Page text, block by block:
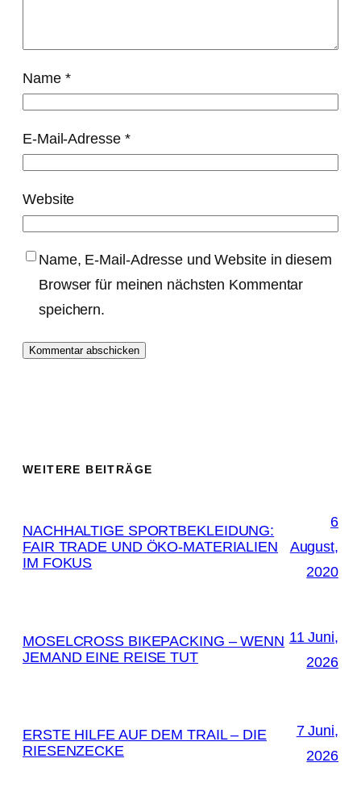
Name *
E-Mail-Adresse *
Website
Name, E-Mail-Adresse und Website in diesem
Browser für meinen nächsten Kommentar
speichern.
WEITERE BEITRÄGE
NACHHALTIGE SPORTBEKLEIDUNG:
FAIR TRADE UND ÖKO-MATERIALIEN
IM FOKUS
6
August,
2020
MOSELCROSS BIKEPACKING – WENN
JEMAND EINE REISE TUT
11 Juni,
2026
ERSTE HILFE AUF DEM TRAIL – DIE
RIESENZECKE
7 Juni,
2026